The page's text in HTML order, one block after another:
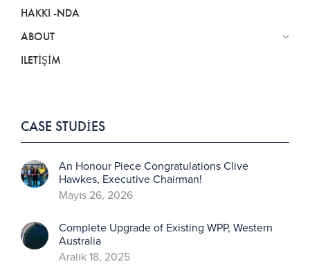
HAKKI -NDA
ABOUT
ILETIŞIM
CASE STUDIES
An Honour Piece Congratulations Clive
Hawkes, Executive Chairman!
Mayıs 26, 2026
Complete Upgrade of Existing WPP, Western
Australia
Aralık 18, 2025